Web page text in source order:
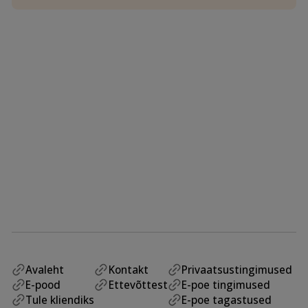
Avaleht
E-pood
Tule kliendiks
Kontakt
Ettevõttest
Privaatsustingimused
E-poe tingimused
E-poe tagastused